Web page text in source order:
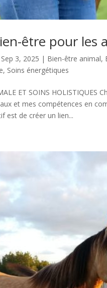
être pour les
Sep 3, 2025 | Bien-être animal,
, Soins énergétiques
ET SOINS
et mes compétences en
est de créer un lien...